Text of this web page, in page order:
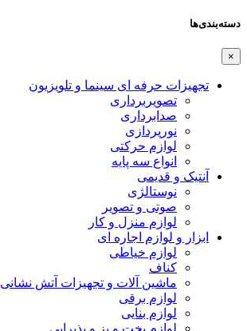
دسته‌بندی‌ها
×
تجهیزات حرفه ای سینما و تلویزیون
تصویربرداری
صدابرداری
نورپردازی
لوازم حرکتی
انواع سه پایه
آنتیک و قدیمی
نوستالژی
صوتی و تصویر
لوازم منزل و کار
ابزار و لوازم اجاره ای
لوازم خیاطی
کناف
ماشین آلات و تجهیزات آتش نشانی
لوازم برقی
لوازم بنایی